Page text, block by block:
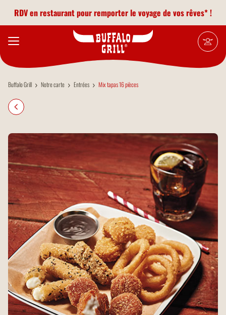
RDV en restaurant pour remporter le voyage de vos rêves* !
Buffalo Grill Notre carte Entrées Mix tapas 16 pièces